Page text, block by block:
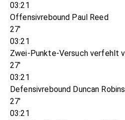
03:21
Offensivrebound Paul Reed
27'
03:21
Zwei-Punkte-Versuch verfehlt
27'
03:21
Defensivrebound Duncan
27'
03:21